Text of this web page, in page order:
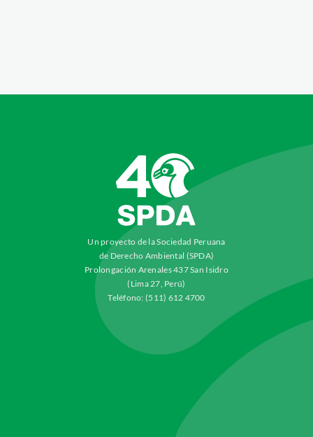
Un proyecto de la Sociedad Peruana
de Derecho Ambiental (SPDA)
Prolongación Arenales 437 San Isidro
(Lima 27, Perú)
Teléfono: (511) 612 4700